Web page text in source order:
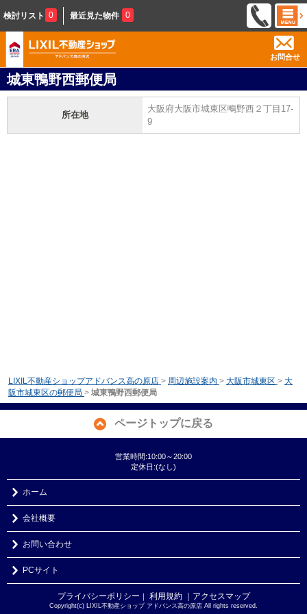
検討リスト 0 最近見た物件 0
お問合せ
城東鴨野西郵便局
所在地
大阪府大阪市城東区鴫野西２丁目17-
9
LIXIL不動産ショップアドバンス高の原店 > 周辺施設案内 > 大阪市城東区 > 大
阪市城東区の郵便局 > 城東鴨野西郵便局
ページトップに戻る
営業時間:10:00～20:00
定休日:(なし)
ホーム
会社概要
お問い合わせ
PCサイト
プライバシーポリシー ｜ 利用規約 ｜アクセスマップ
Copyright(c) LIXIL不動産ショップ アドバンス高の原店 All rights reserved.